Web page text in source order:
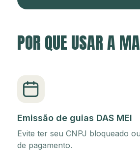
POR QUE USAR A
Emissão de guias DAS MEI
Evite ter seu CNPJ bloqueado
de pagamento.